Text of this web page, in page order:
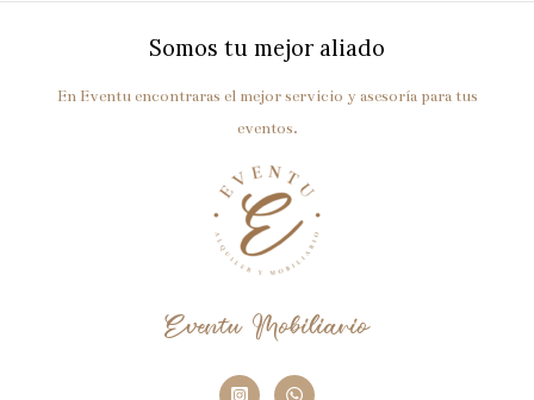
Somos tu mejor aliado
En Eventu encontraras el mejor servicio y asesoría para tus
eventos.
Eventu Mobiliario